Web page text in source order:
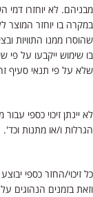
מבניהם. לא יוחזרו דמי
במקרה בו יוחזר המוצר
שהוסרו ממנו התוויות
בו שימוש ייקבעו על
שלא על פי תנאי סעיף זה
לא יינתן זיכוי כספי
הגרלות ו/או מתנות וכד'.
כל זיכוי/החזר כספי
וזאת בזמנים הנהוגים